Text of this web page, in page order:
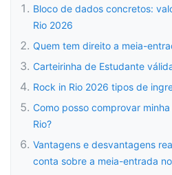
Bloco de dados concretos:
Rio 2026
Quem tem direito a meia-
Carteirinha de Estudante
Rock in Rio 2026 tipos de
Como posso comprovar
Rio?
Vantagens e desvantagens
conta sobre a meia-entrada